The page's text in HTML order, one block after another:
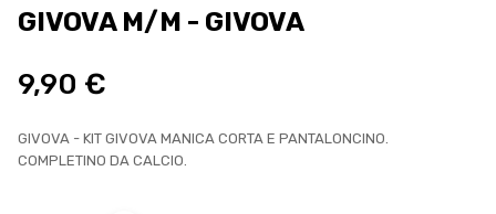
GIVOVA M/M - GIVOVA
9,90 €
GIVOVA - KIT GIVOVA MANICA CORTA E PANTALONCINO.
COMPLETINO DA CALCIO.